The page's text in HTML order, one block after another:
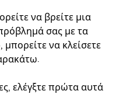
να βρείτε μια
σας με τα
να κλείσετε
ελέγξτε πρώτα αυτά